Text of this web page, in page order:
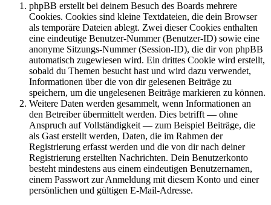
phpBB erstellt bei deinem Besuch des Boards mehrere
Cookies. Cookies sind kleine Textdateien, die dein Browser
als temporäre Dateien ablegt. Zwei dieser Cookies enthalten
eine eindeutige Benutzer-Nummer (Benutzer-ID) sowie eine
anonyme Sitzungs-Nummer (Session-ID), die dir von phpBB
automatisch zugewiesen wird. Ein drittes Cookie wird erstellt,
sobald du Themen besucht hast und wird dazu verwendet,
Informationen über die von dir gelesenen Beiträge zu
speichern, um die ungelesenen Beiträge markieren zu können.
Weitere Daten werden gesammelt, wenn Informationen an
den Betreiber übermittelt werden. Dies betrifft — ohne
Anspruch auf Vollständigkeit — zum Beispiel Beiträge, die
als Gast erstellt werden, Daten, die im Rahmen der
Registrierung erfasst werden und die von dir nach deiner
Registrierung erstellten Nachrichten. Dein Benutzerkonto
besteht mindestens aus einem eindeutigen Benutzernamen,
einem Passwort zur Anmeldung mit diesem Konto und einer
persönlichen und gültigen E-Mail-Adresse.